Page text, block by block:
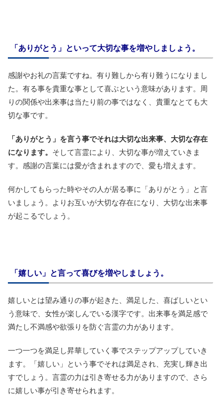
「ありがとう」といって大切な事を増やしましょう。
感謝やお礼の言葉ですね。有り難しから有り難うになりまし
た。有る事を貴重な事として喜ぶという意味があります。周
りの関係や出来事は当たり前の事ではなく、貴重なとても大
切な事です。
「ありがとう」を言う事でそれは大切な出来事、大切な存在
になります。 そして言霊により、大切な事が増えていきま
す。感謝の言葉には愛が含まれますので、愛も増えます。
何かしてもらった時やその人が居る事に「ありがとう」と言
いましょう。よりお互いが大切な存在になり、大切な出来事
が起こるでしょう。
「嬉しい」と言って喜びを増やしましょう。
嬉しいとは望み通りの事が起きた、満足した、喜ばしいとい
う意味で、女性が楽しんでいる漢字です。出来事を満足感で
満たし不満感や欲張りを防ぐ言霊の力があります。
一つ一つを満足し昇華していく事でステップアップしていき
ます。「嬉しい」という事でそれは満足され、充実し輝き出
すでしょう。言霊の力は引き寄せる力がありますので、さら
に嬉しい事が引き寄せられます。